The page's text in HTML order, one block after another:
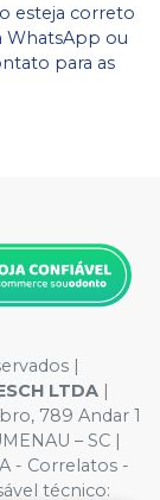
esteja correto
WhatsApp ou
para as
|
LTDA |
789 Andar 1
– SC |
- Correlatos -
técnico: